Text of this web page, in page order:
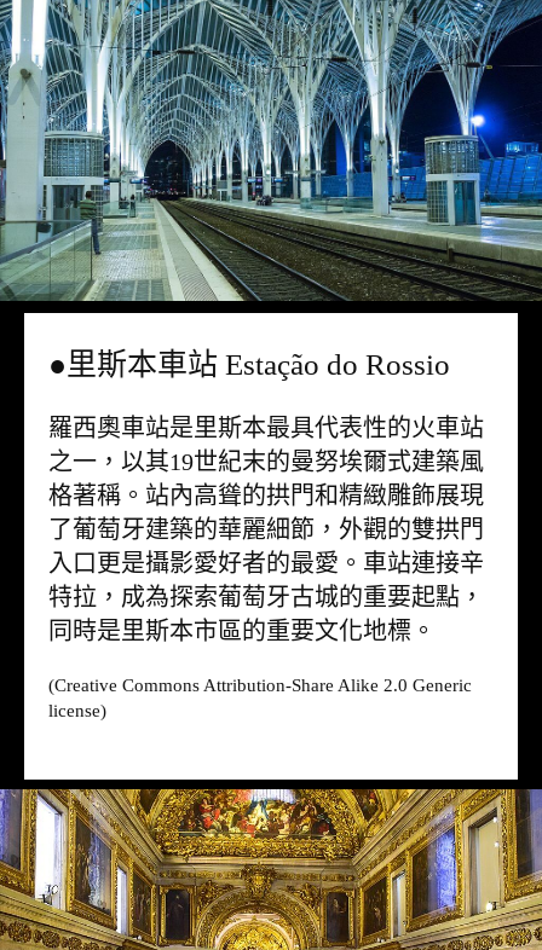
●里斯本車站 Estação do Rossio
羅西奧車站是里斯本最具代表性的火車站
之一，以其19世紀末的曼努埃爾式建築風
格著稱。站內高聳的拱門和精緻雕飾展現
了葡萄牙建築的華麗細節，外觀的雙拱門
入口更是攝影愛好者的最愛。車站連接辛
特拉，成為探索葡萄牙古城的重要起點，
同時是里斯本市區的重要文化地標。
(Creative Commons Attribution-Share Alike 2.0 Generic
license)